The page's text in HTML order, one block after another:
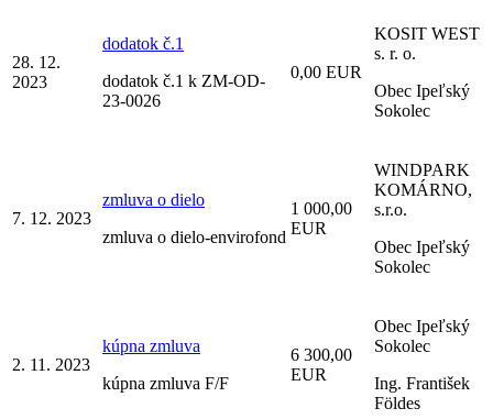
28. 12.
2023
dodatok č.1
dodatok č.1 k ZM-OD-
23-0026
0,00 EUR
KOSIT WEST
s. r. o.
Obec Ipeľský
Sokolec
7. 12. 2023
zmluva o dielo
zmluva o dielo-envirofond
1 000,00
EUR
WINDPARK
KOMÁRNO,
s.r.o.
Obec Ipeľský
Sokolec
2. 11. 2023
kúpna zmluva
kúpna zmluva F/F
6 300,00
EUR
Obec Ipeľský
Sokolec
Ing. František
Földes